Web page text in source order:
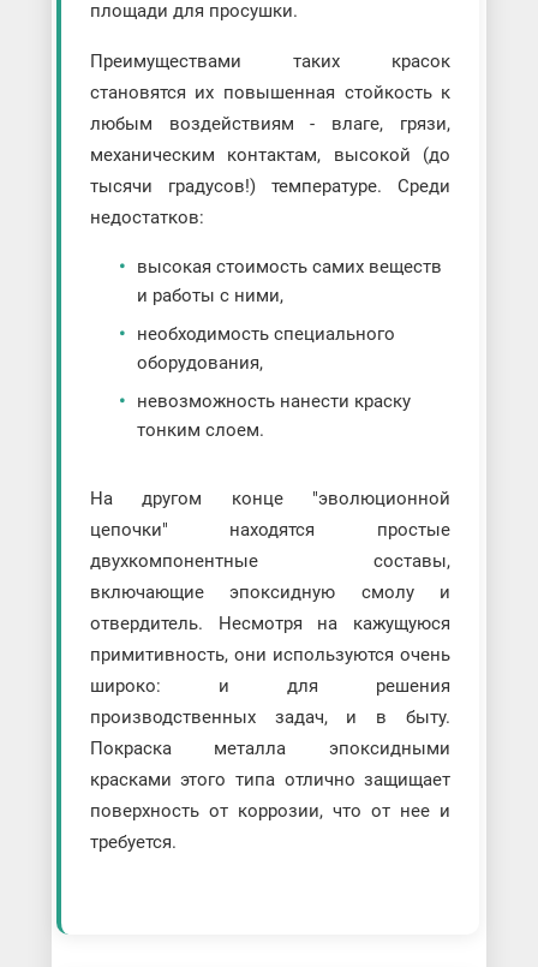
площади для просушки.
Преимуществами таких красок
становятся их повышенная стойкость к
любым воздействиям - влаге, грязи,
механическим контактам, высокой (до
тысячи градусов!) температуре. Среди
недостатков:
высокая стоимость самих веществ
и работы с ними,
необходимость специального
оборудования,
невозможность нанести краску
тонким слоем.
На другом конце "эволюционной
цепочки" находятся простые
двухкомпонентные составы,
включающие эпоксидную смолу и
отвердитель. Несмотря на кажущуюся
примитивность, они используются очень
широко: и для решения
производственных задач, и в быту.
Покраска металла эпоксидными
красками этого типа отлично защищает
поверхность от коррозии, что от нее и
требуется.